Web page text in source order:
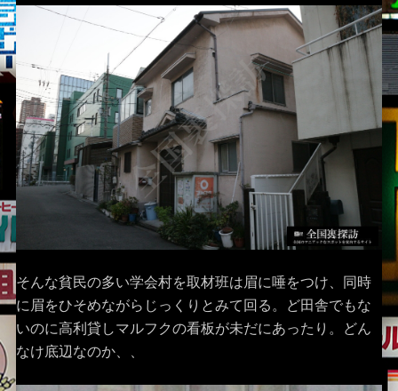
そんな貧民の多い学会村を取材班は眉に唾をつけ、同時
に眉をひそめながらじっくりとみて回る。ど田舎でもな
いのに高利貸しマルフクの看板が未だにあったり。どん
なけ底辺なのか、、